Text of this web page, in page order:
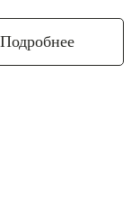
Подробнее